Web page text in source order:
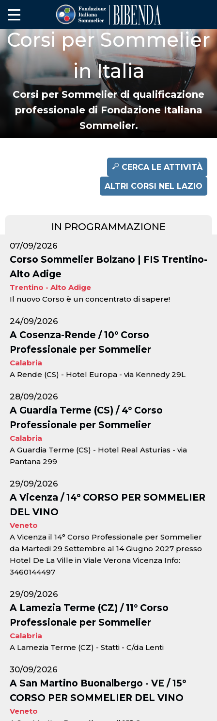
Corsi per Sommelier
in Italia
Corsi per Sommelier di qualificazione
professionale di Fondazione Italiana
Sommelier.
CERCA LE ATTIVITÀ
ALTRI CORSI NEL LAZIO
IN PROGRAMMAZIONE
07/09/2026
Corso Sommelier Bolzano | FIS Trentino-
Alto Adige
Trentino - Alto Adige
Il nuovo Corso è un concentrato di sapere!
24/09/2026
A Cosenza-Rende / 10° Corso
Professionale per Sommelier
Calabria
A Rende (CS) - Hotel Europa - via Kennedy 29L
28/09/2026
A Guardia Terme (CS) / 4° Corso
Professionale per Sommelier
Calabria
A Guardia Terme (CS) - Hotel Real Asturias - via
Pantana 299
29/09/2026
A Vicenza / 14° CORSO PER SOMMELIER
DEL VINO
Veneto
A Vicenza il 14° Corso Professionale per Sommelier
da Martedi 29 Settembre al 14 Giugno 2027 presso
Hotel De La Ville in Viale Verona Vicenza Info:
3460144497
29/09/2026
A Lamezia Terme (CZ) / 11° Corso
Professionale per Sommelier
Calabria
A Lamezia Terme (CZ) - Statti - C/da Lenti
30/09/2026
A San Martino Buonalbergo - VE / 15°
CORSO PER SOMMELIER DEL VINO
Veneto